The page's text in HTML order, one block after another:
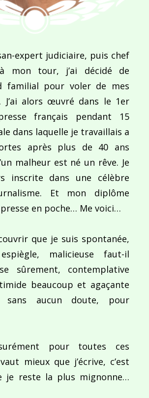
expert judiciaire, puis chef
à mon tour, j’ai décidé de
familial pour voler de mes
J’ai alors œuvré dans le 1er
français pendant 15
dans laquelle je travaillais a
après plus de 40 ans
malheur est né un rêve. Je
inscrite dans une célèbre
Et mon diplôme
presse en poche… Me voici…
que je suis spontanée,
malicieuse faut-il
sûrement, contemplative
beaucoup et agaçante
sans aucun doute, pour
pour toutes ces
mieux que j’écrive, c’est
je reste la plus mignonne…